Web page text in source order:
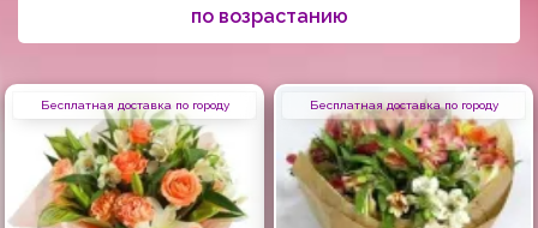
по возрастанию
Бесплатная доставка по городу Бесплатная доставка по городу